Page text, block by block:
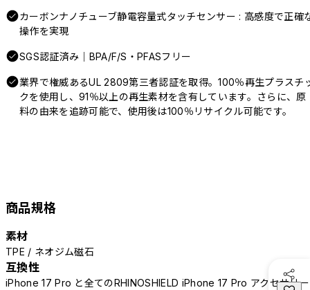
カーボンナノチューブ静電容量式タッチセンサー : 高感度で正確
操作を実現
SGS認証済み｜BPA/F/S・PFASフリー
業界で権威あるUL 2809第三者認証を取得。100％再生プラスチ
クを使用し、91％以上の再生素材を含有しています。さらに、原
料の由来を追跡可能で、使用後は100％リサイクル可能です。
商品規格
素材
TPE / ネオジム磁石
互換性
iPhone 17 Pro と全てのRHINOSHIELD iPhone 17 Pro アクセサリー